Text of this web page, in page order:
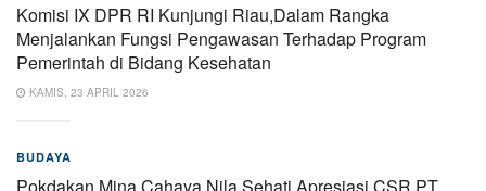
Komisi IX DPR RI Kunjungi Riau,Dalam Rangka
Menjalankan Fungsi Pengawasan Terhadap Program
Pemerintah di Bidang Kesehatan
KAMIS, 23 APRIL 2026
BUDAYA
Pokdakan Mina Cahaya Nila Sehati Apresiasi CSR PT